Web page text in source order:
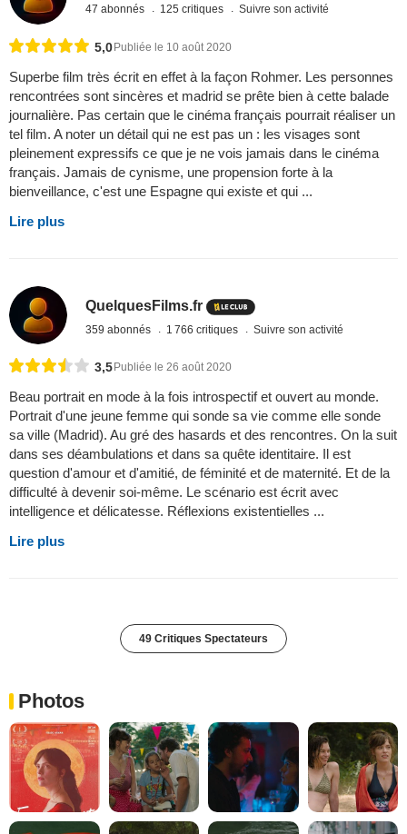
47 abonnés 125 critiques Suivre son activité
5,0Publiée le 10 août 2020
Superbe film très écrit en effet à la façon Rohmer. Les personnes
rencontrées sont sincères et madrid se prête bien à cette balade
journalière. Pas certain que le cinéma français pourrait réaliser un
tel film. A noter un détail qui ne est pas un : les visages sont
pleinement expressifs ce que je ne vois jamais dans le cinéma
français. Jamais de cynisme, une propension forte à la
bienveillance, c'est une Espagne qui existe et qui ...
Lire plus
QuelquesFilms.fr
359 abonnés 1 766 critiques Suivre son activité
3,5 Publiée le 26 août 2020
Beau portrait en mode à la fois introspectif et ouvert au monde.
Portrait d'une jeune femme qui sonde sa vie comme elle sonde
sa ville (Madrid). Au gré des hasards et des rencontres. On la suit
dans ses déambulations et dans sa quête identitaire. Il est
question d'amour et d'amitié, de féminité et de maternité. Et de la
difficulté à devenir soi-même. Le scénario est écrit avec
intelligence et délicatesse. Réflexions existentielles ...
Lire plus
49 Critiques Spectateurs
Photos